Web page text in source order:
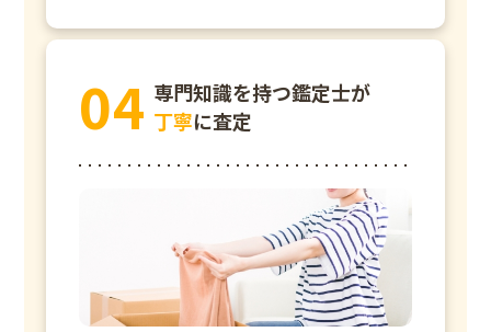
専門知識を持つ鑑定士が
丁寧に査定